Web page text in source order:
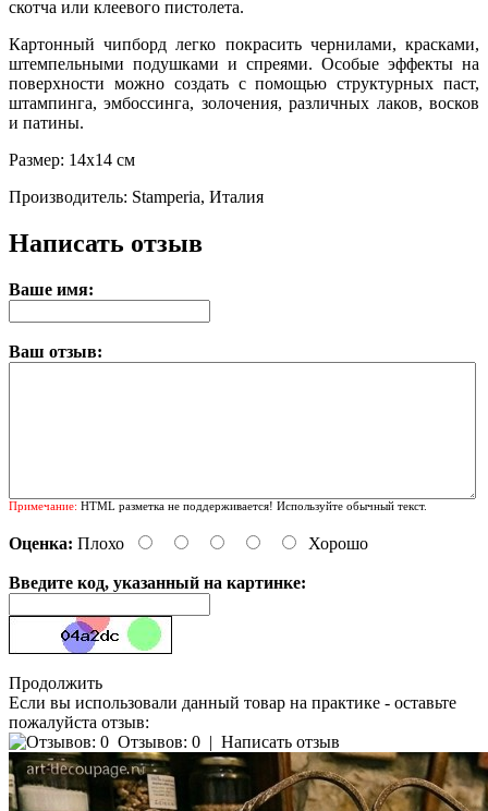
скотча или клеевого пистолета.
Картонный чипборд легко покрасить чернилами, красками,
штемпельными подушками и спреями. Особые эффекты на
поверхности можно создать с помощью структурных паст,
штампинга, эмбоссинга, золочения, различных лаков, восков
и патины.
Размер: 14х14 см
Производитель: Stamperia, Италия
Написать отзыв
Ваше имя:
Ваш отзыв:
Примечание: HTML разметка не поддерживается! Используйте обычный текст.
Оценка: Плохо Хорошо
Введите код, указанный на картинке:
Продолжить
Если вы использовали данный товар на практике - оставьте
пожалуйста отзыв:
Отзывов: 0 | Написать отзыв